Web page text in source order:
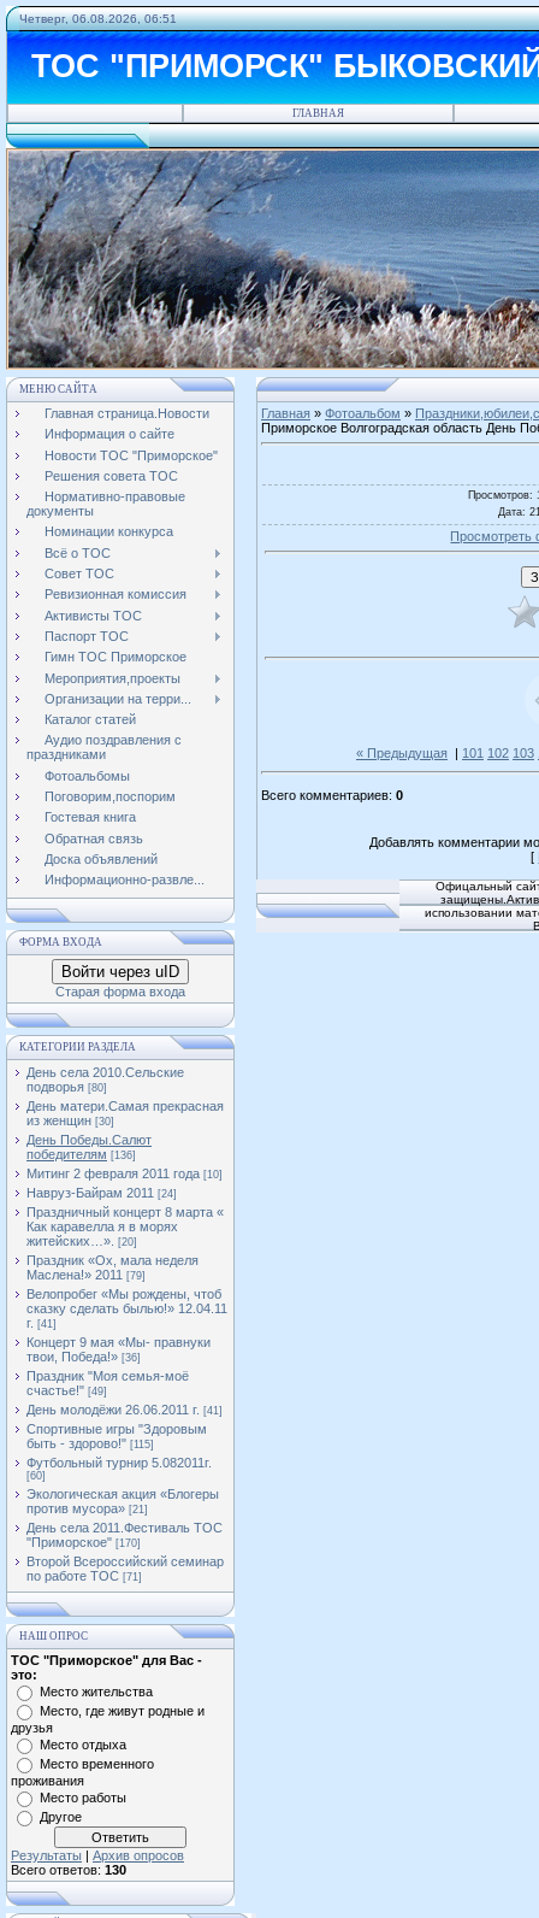
Четверг, 06.08.2026, 06:51
ТОС "ПРИМОРСК"
ГЛАВНАЯ
МЕНЮ САЙТА
Главная страница.Новости
Информация о сайте
Новости ТОС "Приморское"
Решения совета ТОС
Нормативно-правовые
документы
Номинации конкурса
Всё о ТОС
Совет ТОС
Ревизионная комиссия
Активисты ТОС
Паспорт ТОС
Гимн ТОС Приморское
Мероприятия,проекты
Организации на терри...
Каталог статей
Аудио поздравления с
праздниками
Фотоальбомы
Поговорим,поспорим
Гостевая книга
Обратная связь
Доска объявлений
Информационно-развле...
ФОРМА ВХОДА
Войти через uID
Старая форма входа
КАТЕГОРИИ РАЗДЕЛА
День села 2010.Сельские
подворья [80]
День матери.Самая прекрасная
из женщин [30]
День Победы.Салют
победителям [136]
Митинг 2 февраля 2011 года [10]
Навруз-Байрам 2011 [24]
Праздничный концерт 8 марта «
Как каравелла я в морях
житейских…».
[20]
Праздник «Ох, мала неделя
Маслена!» 2011 [79]
Велопробег «Мы рождены, чтоб
сказку сделать былью!» 12.04.11
г. [41]
Концерт 9 мая «Мы- правнуки
твои, Победа!» [36]
Праздник "Моя семья-моё
счастье!" [49]
День молодёжи 26.06.2011 г. [41]
Спортивные игры "Здоровым
быть - здорово!" [115]
Футбольный турнир 5.082011г.
[60]
Экологическая акция «Блогеры
против мусора» [21]
День села 2011.Фестиваль ТОС
"Приморское" [170]
Второй Всероссийский семинар
по работе ТОС [71]
НАШ ОПРОС
ТОС "Приморское" для Вас -
это:
Место жительства
Место, где живут родные и
друзья
Место отдыха
Место временного
проживания
Место работы
Другое
Результаты | Архив опросов
Всего ответов: 130
Главная » Фотоальбом »
Приморское Волгоградская область День
Просмотров:
Дата:
Просмотреть
« Предыдущая | 101 102 103
Всего комментариев: 0
Добавлять комментарии
[
Офицальный
использовании